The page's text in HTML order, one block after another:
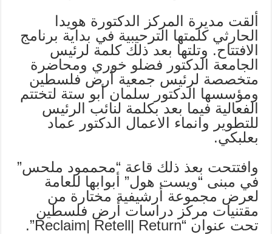
ألقت مديرة المركز الدكتورة هويدا
الحارثي كلمتها الترحيبية في بداية برنامج
الافتتاح. وتلتها بعد ذلك كلمة لرئيس
الجامعة الدكتور فضلو خوري ومحاضرة
متخصصة لرئيس جمعية أرض فلسطين
ومؤسسها الدكتور سلمان أبو ستة لتختتم
الفعالية فيما بعد بكلمة لنائب الرئيس
للتطوير وانماء الاعمال الدكتور عماد
بعلبكي.
وافتتحت بعذ ذلك قاعة “محممود ملحس”
في مبنى “ويست هول” أبوابها للعامة
لعرض مجموعة أرشيفية مختارة من
مقتنيات مركز دراسات أرض فلسطين
تحت عنوان “Reclaim| Retell| Return”.